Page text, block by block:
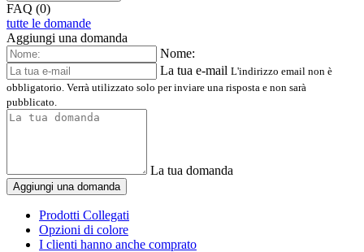
FAQ (0)
tutte le domande
Aggiungi una domanda
Nome:
La tua e-mail L'indirizzo email non è
obbligatorio. Verrà utilizzato solo per inviare una risposta e non sarà
pubblicato.
La tua domanda
Aggiungi una domanda
Prodotti Collegati
Opzioni di colore
I clienti hanno anche comprato